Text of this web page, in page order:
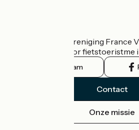
De nationale vereniging France
officiële gids voor fietstoeristme
Instagram
Contact
Onze missie